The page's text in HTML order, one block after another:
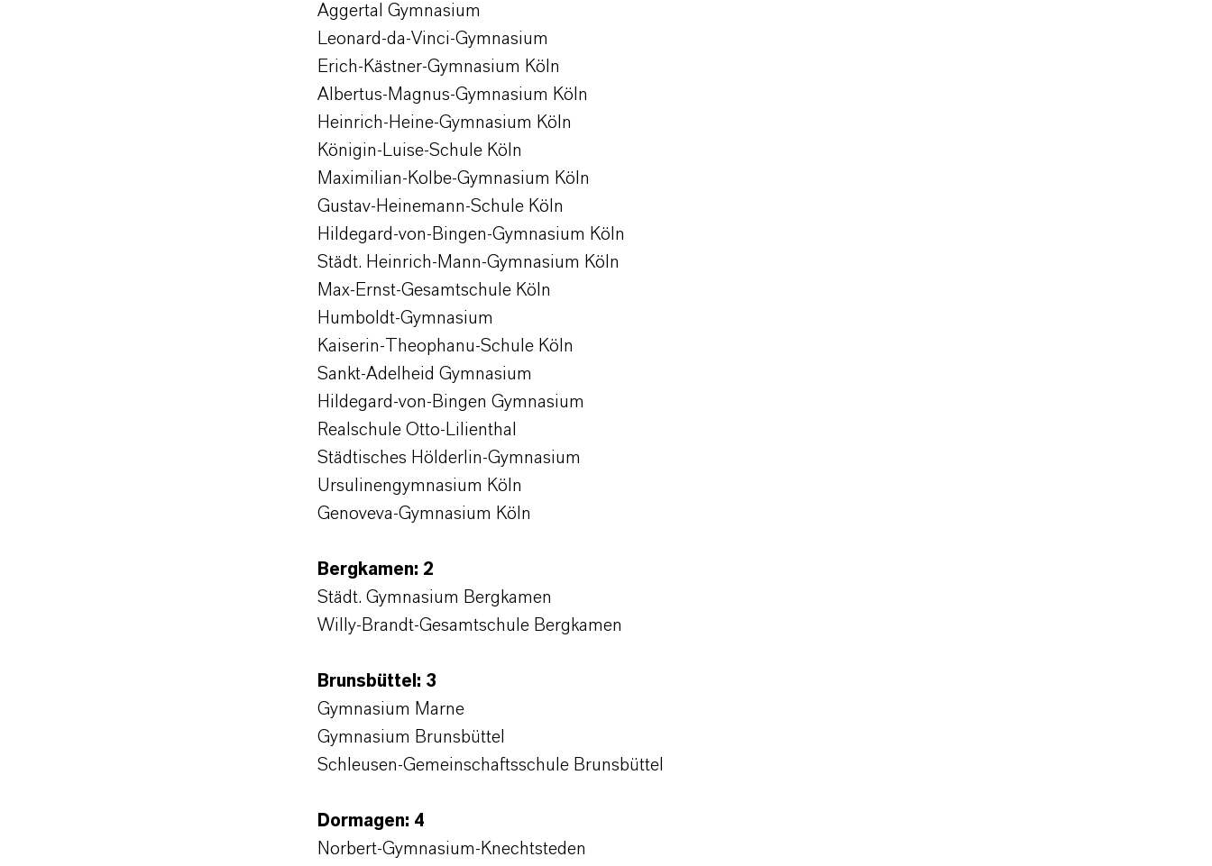
Aggertal Gymnasium
Leonard-da-Vinci-Gymnasium
Erich-Kästner-Gymnasium Köln
Albertus-Magnus-Gymnasium Köln
Heinrich-Heine-Gymnasium Köln
Königin-Luise-Schule Köln
Maximilian-Kolbe-Gymnasium Köln
Gustav-Heinemann-Schule Köln
Hildegard-von-Bingen-Gymnasium Köln
Städt. Heinrich-Mann-Gymnasium Köln
Max-Ernst-Gesamtschule Köln
Humboldt-Gymnasium
Kaiserin-Theophanu-Schule Köln
Sankt-Adelheid Gymnasium
Hildegard-von-Bingen Gymnasium
Realschule Otto-Lilienthal
Städtisches Hölderlin-Gymnasium
Ursulinengymnasium Köln
Genoveva-Gymnasium Köln
Bergkamen: 2
Städt. Gymnasium Bergkamen
Willy-Brandt-Gesamtschule Bergkamen
Brunsbüttel: 3
Gymnasium Marne
Gymnasium Brunsbüttel
Schleusen-Gemeinschaftsschule Brunsbüttel
Dormagen: 4
Norbert-Gymnasium-Knechtsteden